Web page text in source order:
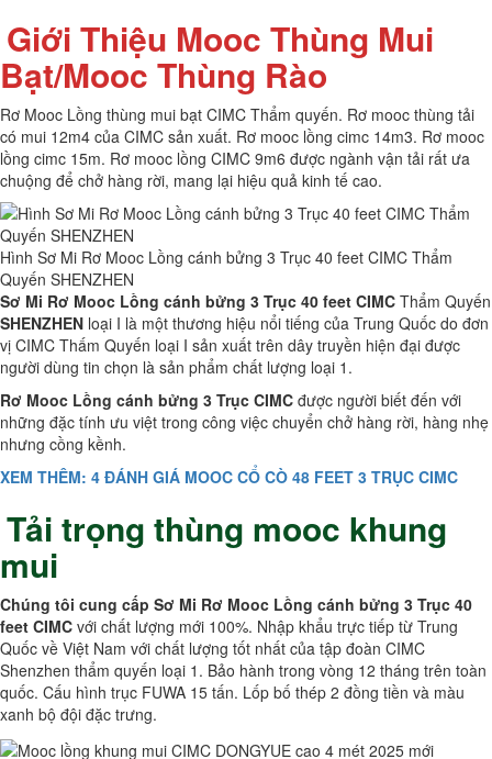
Giới Thiệu Mooc Thùng Mui
Bạt/Mooc Thùng Rào
Rơ Mooc Lồng thùng mui bạt CIMC Thẩm quyến. Rơ mooc thùng tải
có mui 12m4 của CIMC sản xuất. Rơ mooc lồng cimc 14m3. Rơ mooc
lồng cimc 15m. Rơ mooc lồng CIMC 9m6 được ngành vận tải rất ưa
chuộng để chở hàng rời, mang lại hiệu quả kinh tế cao.
Hình Sơ Mi Rơ Mooc Lồng cánh bửng 3 Trục 40 feet CIMC Thẩm
Quyến SHENZHEN
Sơ Mi Rơ Mooc Lồng cánh bửng 3 Trục 40 feet CIMC Thẩm Quyến
SHENZHEN loại I là một thương hiệu nổi tiếng của Trung Quốc do đơn
vị CIMC Thấm Quyến loại I sản xuất trên dây truyền hiện đại được
người dùng tin chọn là sản phẩm chất lượng loại 1.
Rơ Mooc Lồng cánh bửng 3 Trục CIMC được người biết đến với
những đặc tính ưu việt trong công việc chuyển chở hàng rời, hàng nhẹ
nhưng cồng kềnh.
XEM THÊM: 4 ĐÁNH GIÁ MOOC CỔ CÒ 48 FEET 3 TRỤC CIMC
Tải trọng thùng mooc khung
mui
Chúng tôi cung cấp Sơ Mi Rơ Mooc Lồng cánh bửng 3 Trục 40
feet CIMC với chất lượng mới 100%. Nhập khẩu trực tiếp từ Trung
Quốc về Việt Nam với chất lượng tốt nhất của tập đoàn CIMC
Shenzhen thẩm quyến loại 1. Bảo hành trong vòng 12 tháng trên toàn
quốc. Cấu hình trục FUWA 15 tấn. Lốp bố thép 2 đồng tiền và màu
xanh bộ đội đặc trưng.